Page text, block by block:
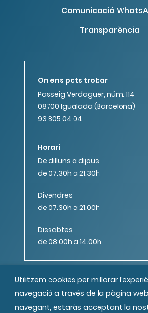
Comunicació
Transparència
On ens pots trobar
Passeig Verdaguer, núm. 114
08700 Igualada (Barcelona)
93 805 04 04
Horari
De dilluns a dijous
de 07.30h a 21.30h
Divendres
de 07.30h a 21.00h
Dissabtes
de 08.00h a 14.00h
Utilitzem cookies per millorar
navegació a través de la pàgina
navegant, estaràs acceptant la